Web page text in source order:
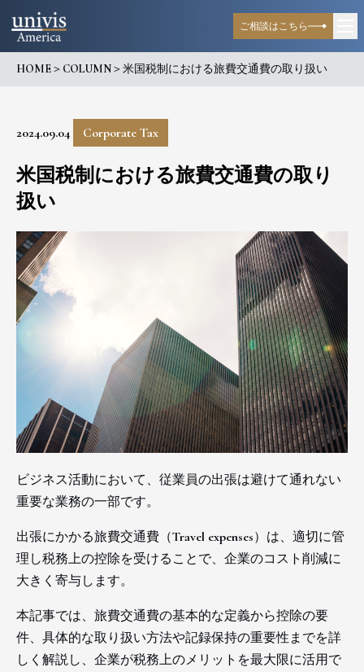
ご相談はこちら
HOME＞ COLUMN＞米国税制における旅費交通費の取り扱い
2024.09.04 Corporate Tax
米国税制における旅費交通費の取り
扱い
ビジネス活動において、従業員の出張は避けて通れない
重要な業務の一部です。
出張にかかる旅費交通費（Travel expenses）は、適切に管
理し税務上の控除を受けることで、企業のコスト削減に
大きく寄与します。
本記事では、旅費交通費の基本的な定義から控除の要
件、具体的な取り扱い方法や記録保持の重要性までを詳
しく解説し、企業が税務上のメリットを最大限に活用で